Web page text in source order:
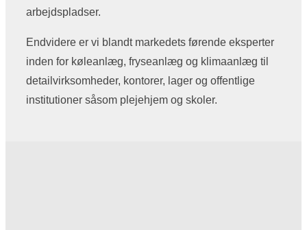
arbejdspladser.
Endvidere er vi blandt markedets førende eksperter
inden for køleanlæg, fryseanlæg og klimaanlæg til
detailvirksomheder, kontorer, lager og offentlige
institutioner såsom plejehjem og skoler.